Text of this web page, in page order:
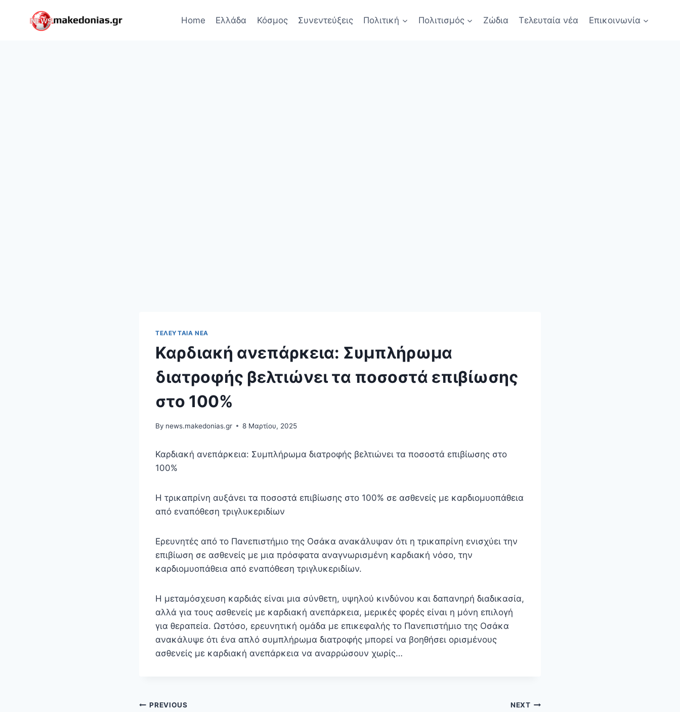
Home Ελλάδα Κόσμος Συνεντεύξεις Πολιτική Πολιτισμός Ζώδια Τελευταία νέα Επικοινωνία
ΤΕΛΕΥΤΑΊΑ ΝΈΑ
Καρδιακή ανεπάρκεια: Συμπλήρωμα
διατροφής βελτιώνει τα ποσοστά επιβίωσης
στο 100%
By news.makedonias.gr 8 Μαρτίου, 2025
Καρδιακή ανεπάρκεια: Συμπλήρωμα διατροφής βελτιώνει τα ποσοστά επιβίωσης στο
100%
Η τρικαπρίνη αυξάνει τα ποσοστά επιβίωσης στο 100% σε ασθενείς με καρδιομυοπάθεια
από εναπόθεση τριγλυκεριδίων
Ερευνητές από το Πανεπιστήμιο της Οσάκα ανακάλυψαν ότι η τρικαπρίνη ενισχύει την
επιβίωση σε ασθενείς με μια πρόσφατα αναγνωρισμένη καρδιακή νόσο, την
καρδιομυοπάθεια από εναπόθεση τριγλυκεριδίων.
Η μεταμόσχευση καρδιάς είναι μια σύνθετη, υψηλού κινδύνου και δαπανηρή διαδικασία,
αλλά για τους ασθενείς με καρδιακή ανεπάρκεια, μερικές φορές είναι η μόνη επιλογή
για θεραπεία. Ωστόσο, ερευνητική ομάδα με επικεφαλής το Πανεπιστήμιο της Οσάκα
ανακάλυψε ότι ένα απλό συμπλήρωμα διατροφής μπορεί να βοηθήσει ορισμένους
ασθενείς με καρδιακή ανεπάρκεια να αναρρώσουν χωρίς…
Πλοήγηση
PREVIOUS NEXT